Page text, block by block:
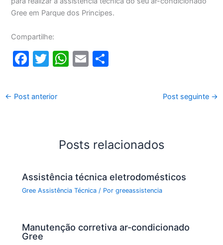
Gree em Parque dos Principes.
Compartilhe:
F
c
e
T
itt
er
W
p
p
E
← Post anterior Post seguinte →
Posts relacionados
Assistência técnica eletrodomésticos
Gree Assistência Técnica / Porgreeassistencia
Manutenção corretiva ar-condicionado
Gree